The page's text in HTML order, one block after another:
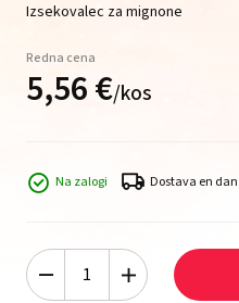
Izsekovalec za mignone
Redna cena
5,56€/kos
Na zalogi Dostava en dan